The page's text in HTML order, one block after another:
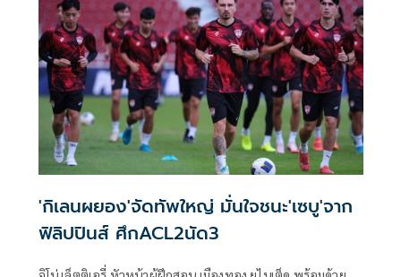
น. วันพฤหัสบดี 13 ก.พ.68 ยิงสดทาง PPTV HD36 และ
Youtube : BG Sports
'กิเลนผยอง'จัดทัพใหญ่ มั่นใจชนะ'เซบู'จาก
ฟิลิปปินส์ ศึกACL2นัด3